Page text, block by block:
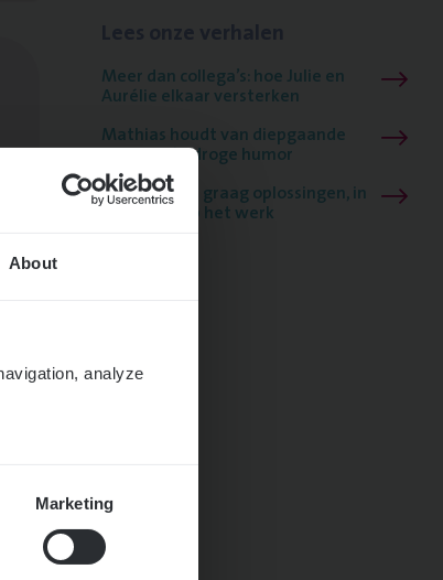
About
analyze
Marketing
Meer dan collega’s: hoe Julie en
Aurélie elkaar versterken
Mathias houdt van diepgaande
dossiers én droge humor
Thalia zoekt graag oplossingen, in
games én op het werk